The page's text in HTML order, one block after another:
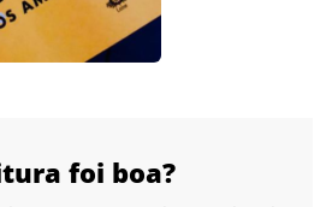
foi boa?